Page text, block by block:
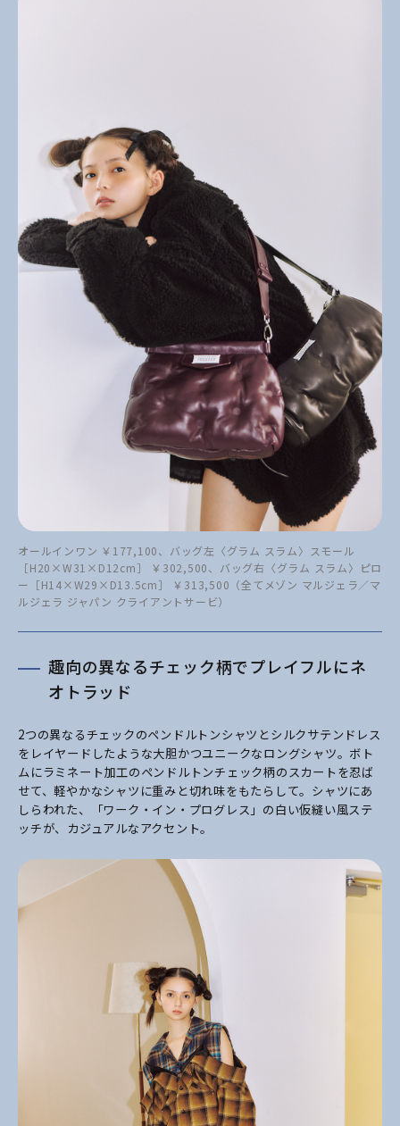
オールインワン ￥177,100、バッグ左〈グラム スラム〉スモール
［H20×W31×D12cm］ ￥302,500、バッグ右〈グラム スラム〉ピロ
ー［H14×W29×D13.5cm］ ￥313,500（全てメゾン マルジェラ／マ
ルジェラ ジャパン クライアントサービ）
趣向の異なるチェック柄でプレイフルにネ
オトラッド
2つの異なるチェックのペンドルトンシャツとシルクサテンドレス
をレイヤードしたような大胆かつユニークなロングシャツ。ボト
ムにラミネート加工のペンドルトンチェック柄のスカートを忍ば
せて、軽やかなシャツに重みと切れ味をもたらして。シャツにあ
しらわれた、「ワーク・イン・プログレス」の白い仮縫い風ステ
ッチが、カジュアルなアクセント。